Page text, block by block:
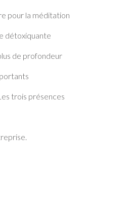
pour la méditation
détoxiquante
de profondeur
trois présences